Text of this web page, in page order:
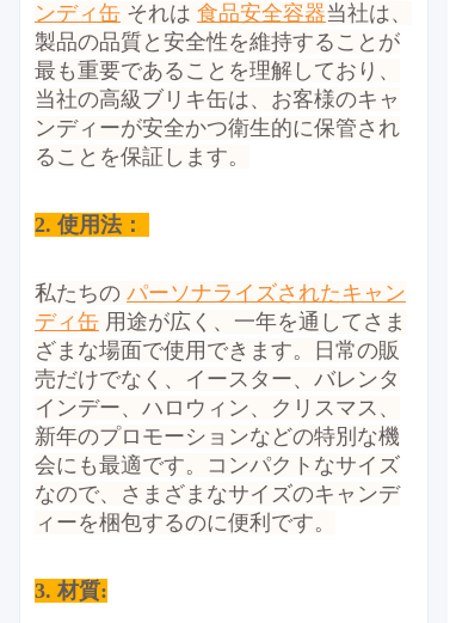
ンディ缶 それは 食品安全容器当社は、
製品の品質と安全性を維持することが
最も重要であることを理解しており、
当社の高級ブリキ缶は、お客様のキャ
ンディーが安全かつ衛生的に保管され
ることを保証します。
2. 使用法：
私たちの パーソナライズされたキャン
ディ缶 用途が広く、一年を通してさま
ざまな場面で使用できます。日常の販
売だけでなく、イースター、バレンタ
インデー、ハロウィン、クリスマス、
新年のプロモーションなどの特別な機
会にも最適です。コンパクトなサイズ
なので、さまざまなサイズのキャンデ
ィーを梱包するのに便利です。
3. 材質: